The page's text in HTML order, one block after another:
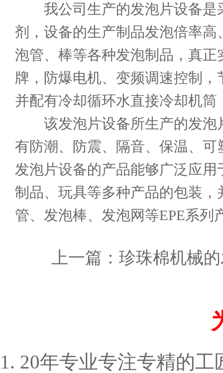
我公司生产的发泡片设备是
剂，设备的生产制品发泡倍率
泡管、棒等各种发泡制品，真
牌，防爆电机、变频调速控制
并配有冷却循环水直接冷却机
该发泡片设备所生产的发泡
有防潮、防震、隔音、保温、
发泡片设备的产品能够广泛应
制品、玩具等多种产品的包装
管、发泡棒、发泡网等EPE系列
上一篇： 珍珠棉机械
1. 20年专业专注专精的工